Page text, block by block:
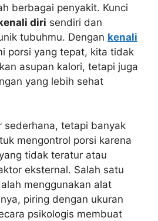
berbagai penyakit. Kunci
diri sendiri dan
tubuhmu. Dengan kenali
porsi yang tepat, kita tidak
asupan kalori, tetapi juga
yang lebih sehat
sederhana, tetapi banyak
mengontrol porsi karena
tidak teratur atau
eksternal. Salah satu
menggunakan alat
piring dengan ukuran
psikologis membuat